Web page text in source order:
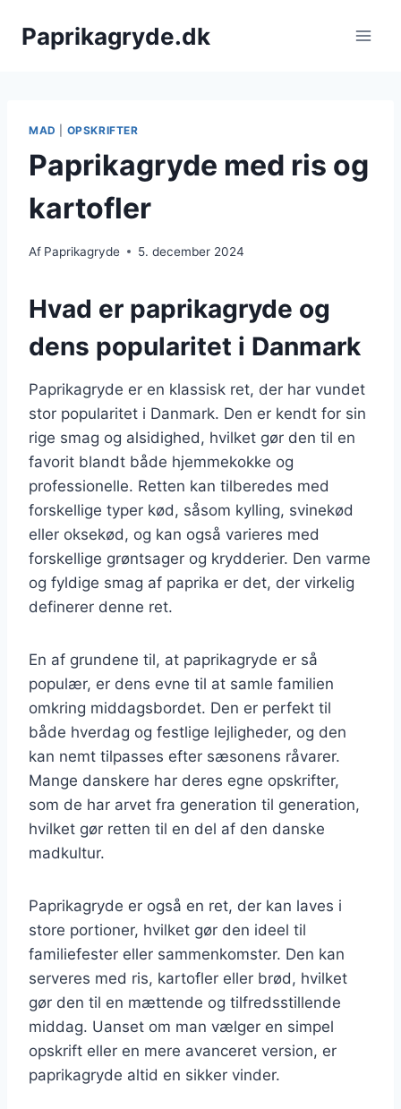
Paprikagryde.dk
MAD OPSKRIFTER
Paprikagryde med ris og
kartofler
Af Paprikagryde 5. december 2024
Hvad er paprikagryde og
dens popularitet i Danmark
Paprikagryde er en klassisk ret, der har vundet
stor popularitet i Danmark. Den er kendt for sin
rige smag og alsidighed, hvilket gør den til en
favorit blandt både hjemmekokke og
professionelle. Retten kan tilberedes med
forskellige typer kød, såsom kylling, svinekød
eller oksekød, og kan også varieres med
forskellige grøntsager og krydderier. Den varme
og fyldige smag af paprika er det, der virkelig
definerer denne ret.
En af grundene til, at paprikagryde er så
populær, er dens evne til at samle familien
omkring middagsbordet. Den er perfekt til
både hverdag og festlige lejligheder, og den
kan nemt tilpasses efter sæsonens råvarer.
Mange danskere har deres egne opskrifter,
som de har arvet fra generation til generation,
hvilket gør retten til en del af den danske
madkultur.
Paprikagryde er også en ret, der kan laves i
store portioner, hvilket gør den ideel til
familiefester eller sammenkomster. Den kan
serveres med ris, kartofler eller brød, hvilket
gør den til en mættende og tilfredsstillende
middag. Uanset om man vælger en simpel
opskrift eller en mere avanceret version, er
paprikagryde altid en sikker vinder.